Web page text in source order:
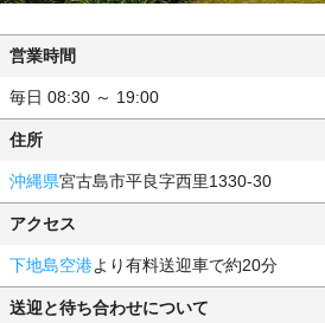
営業時間
毎日 08:30 ～ 19:00
住所
沖縄県宮古島市平良字西里1330-30
アクセス
下地島空港より有料送迎車で約20分
送迎と待ち合わせについて